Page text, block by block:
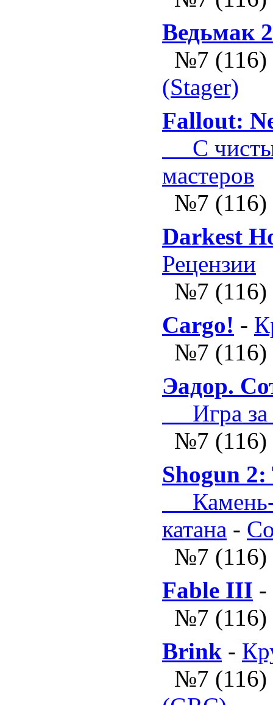
Ведьмак
№7 (116)
(Stager)
Fallout:
С
мастеров
№7 (116)
Darkest
Рецензии
№7 (116)
Cargo! -
№7 (116)
Эадор.
Игра за
№7 (116)
Shogun
Камень-
катана -
№7 (116)
Fable III -
№7 (116)
Brink -
№7 (116)